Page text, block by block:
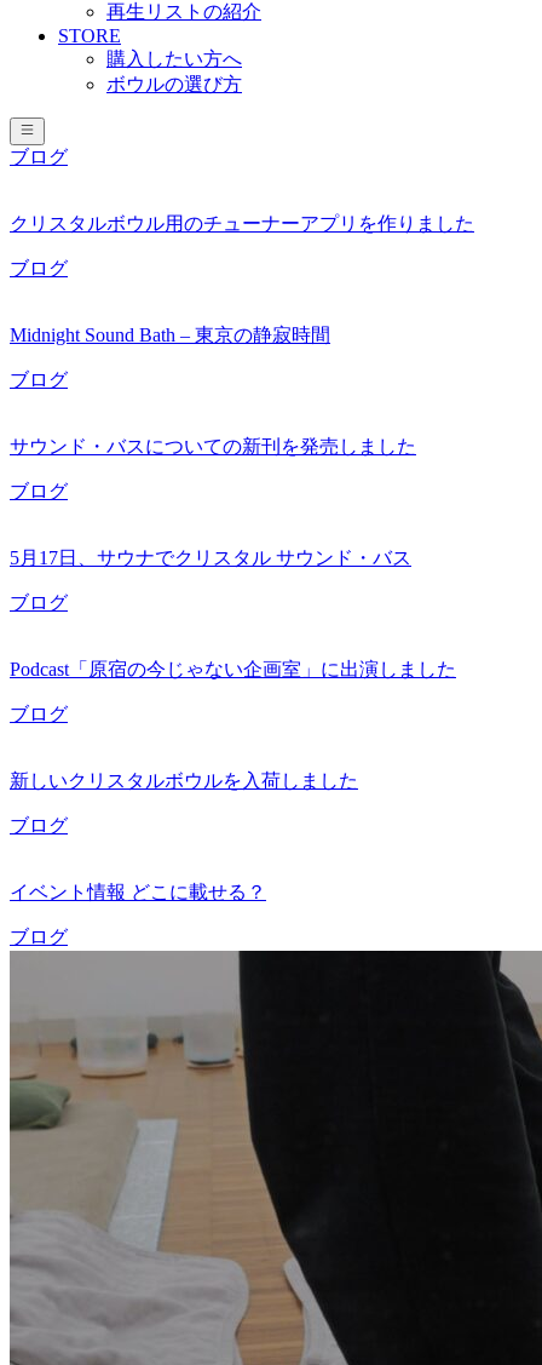
再生リストの紹介
STORE
購入したい方へ
ボウルの選び方
ブログ
クリスタルボウル用のチューナーアプリを作りました
ブログ
Midnight Sound Bath – 東京の静寂時間
ブログ
サウンド・バスについての新刊を発売しました
ブログ
5月17日、サウナでクリスタル サウンド・バス
ブログ
Podcast「原宿の今じゃない企画室」に出演しました
ブログ
新しいクリスタルボウルを入荷しました
ブログ
イベント情報 どこに載せる？
ブログ